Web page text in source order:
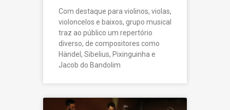
Com destaque para violinos, violas,
violoncelos e baixos, grupo musical
traz ao público um repertório
diverso, de compositores como
Händel, Sibelius, Pixinguinha e
Jacob do Bandolim